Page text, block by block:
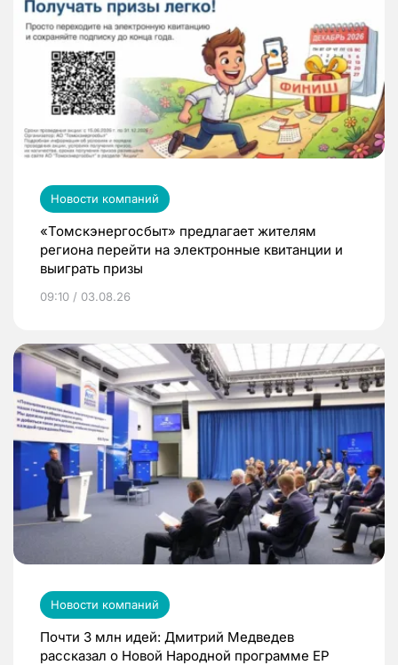
Новости компаний
«Томскэнергосбыт» предлагает жителям
региона перейти на электронные квитанции и
выиграть призы
09:10 / 03.08.26
Новости компаний
Почти 3 млн идей: Дмитрий Медведев
рассказал о Новой Народной программе ЕР